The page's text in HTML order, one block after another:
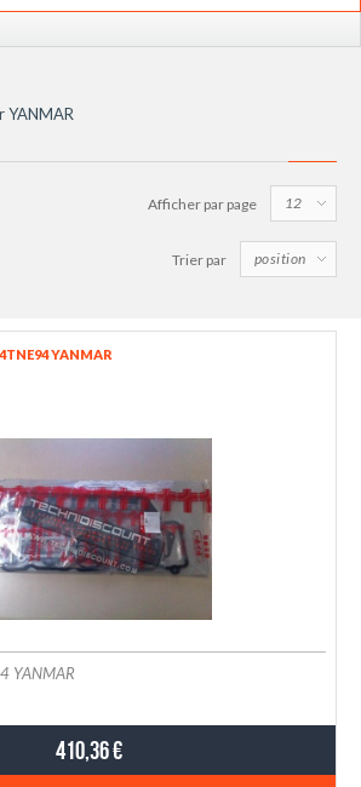
YANMAR
Afficher par page
Trier par
YANMAR
YANMAR
410,36 €